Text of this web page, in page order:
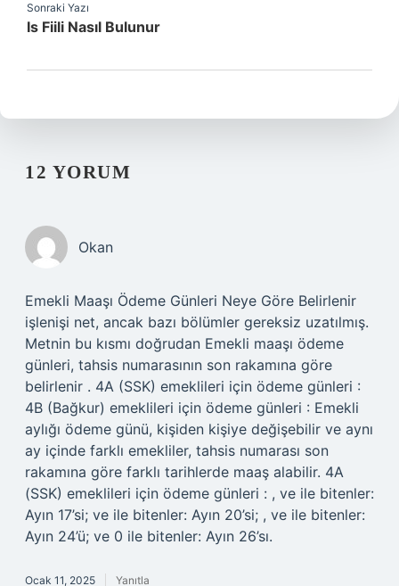
Sonraki Yazı
Is Fiili Nasıl Bulunur
12 YORUM
Okan
Emekli Maaşı Ödeme Günleri Neye Göre Belirlenir
işlenişi net, ancak bazı bölümler gereksiz uzatılmış.
Metnin bu kısmı doğrudan Emekli maaşı ödeme
günleri, tahsis numarasının son rakamına göre
belirlenir . 4A (SSK) emeklileri için ödeme günleri :
4B (Bağkur) emeklileri için ödeme günleri : Emekli
aylığı ödeme günü, kişiden kişiye değişebilir ve aynı
ay içinde farklı emekliler, tahsis numarası son
rakamına göre farklı tarihlerde maaş alabilir. 4A
(SSK) emeklileri için ödeme günleri : , ve ile bitenler:
Ayın 17’si; ve ile bitenler: Ayın 20’si; , ve ile bitenler:
Ayın 24’ü; ve 0 ile bitenler: Ayın 26’sı.
Ocak 11, 2025 Yanıtla